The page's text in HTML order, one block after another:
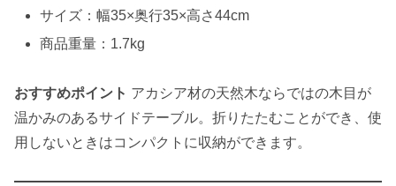
サイズ：幅35×奥行35×高さ44cm
商品重量：1.7kg
おすすめポイント アカシア材の天然木ならではの木目が
温かみのあるサイドテーブル。折りたたむことができ、使
用しないときはコンパクトに収納ができます。